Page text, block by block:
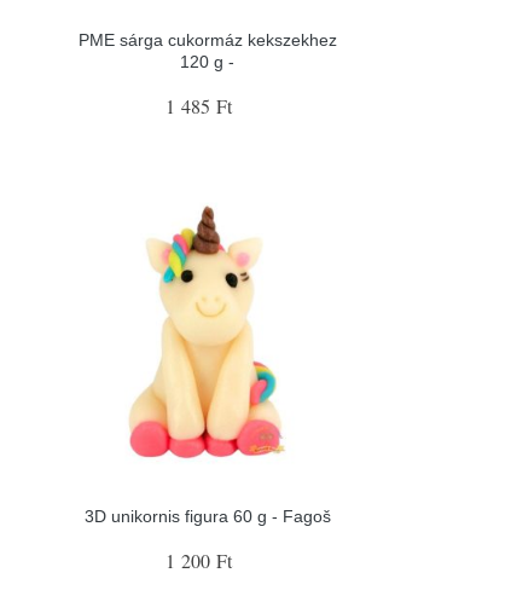
PME sárga cukormáz kekszekhez
120 g -
1 485 Ft
3D unikornis figura 60 g - Fagoš
1 200 Ft